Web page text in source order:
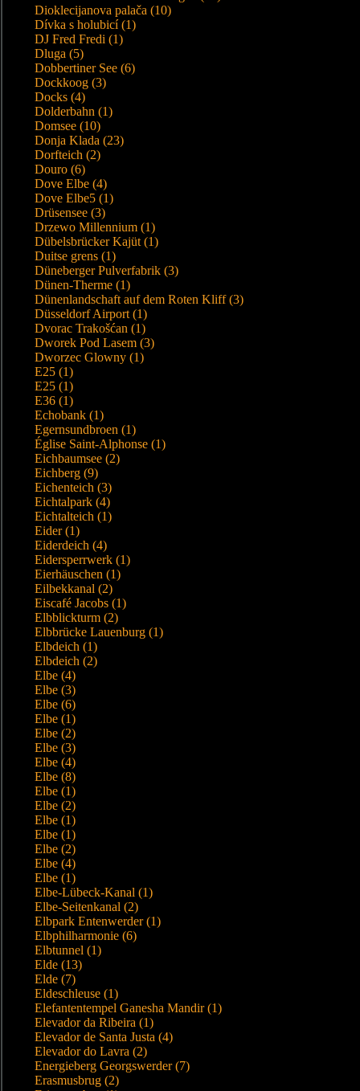
Dioklecijanova palača (10)
Dívka s holubicí (1)
DJ Fred Fredi (1)
Dluga (5)
Dobbertiner See (6)
Dockkoog (3)
Docks (4)
Dolderbahn (1)
Domsee (10)
Donja Klada (23)
Dorfteich (2)
Douro (6)
Dove Elbe (4)
Dove Elbe5 (1)
Drüsensee (3)
Drzewo Millennium (1)
Dübelsbrücker Kajüt (1)
Duitse grens (1)
Düneberger Pulverfabrik (3)
Dünen-Therme (1)
Dünenlandschaft auf dem Roten Kliff (3)
Düsseldorf Airport (1)
Dvorac Trakošćan (1)
Dworek Pod Lasem (3)
Dworzec Glowny (1)
E25 (1)
E25 (1)
E36 (1)
Echobank (1)
Egernsundbroen (1)
Église Saint-Alphonse (1)
Eichbaumsee (2)
Eichberg (9)
Eichenteich (3)
Eichtalpark (4)
Eichtalteich (1)
Eider (1)
Eiderdeich (4)
Eidersperrwerk (1)
Eierhäuschen (1)
Eilbekkanal (2)
Eiscafé Jacobs (1)
Elbblickturm (2)
Elbbrücke Lauenburg (1)
Elbdeich (1)
Elbdeich (2)
Elbe (4)
Elbe (3)
Elbe (6)
Elbe (1)
Elbe (2)
Elbe (3)
Elbe (4)
Elbe (8)
Elbe (1)
Elbe (2)
Elbe (1)
Elbe (1)
Elbe (2)
Elbe (4)
Elbe (1)
Elbe-Lübeck-Kanal (1)
Elbe-Seitenkanal (2)
Elbpark Entenwerder (1)
Elbphilharmonie (6)
Elbtunnel (1)
Elde (13)
Elde (7)
Eldeschleuse (1)
Elefantentempel Ganesha Mandir (1)
Elevador da Ribeira (1)
Elevador de Santa Justa (4)
Elevador do Lavra (2)
Energieberg Georgswerder (7)
Erasmusbrug (2)